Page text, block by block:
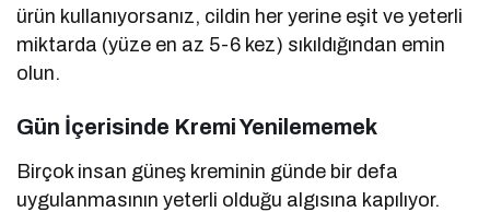
ürün kullanıyorsanız, cildin her yerine eşit ve yeterli
miktarda (yüze en az 5-6 kez) sıkıldığından emin
olun.
Gün İçerisinde Kremi Yenilememek
Birçok insan güneş kreminin günde bir defa
uygulanmasının yeterli olduğu algısına kapılıyor.